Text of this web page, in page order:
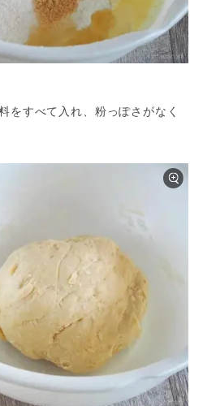
をすべて入れ、粉っぽさがなく